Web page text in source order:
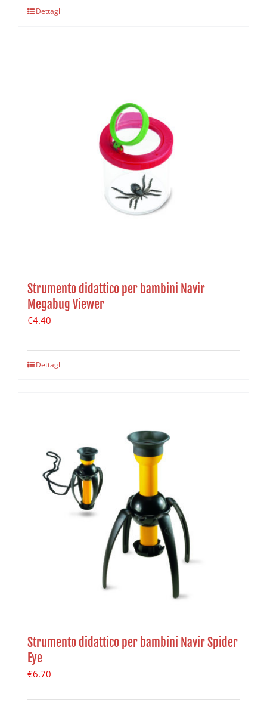
Dettagli
Strumento didattico per bambini Navir
Megabug Viewer
€4.40
Dettagli
Strumento didattico per bambini Navir Spider
Eye
€6.70